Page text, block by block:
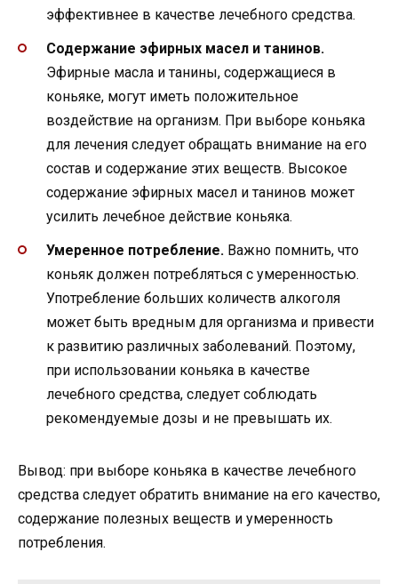
эффективнее в качестве лечебного средства.
Содержание эфирных масел и танинов.
Эфирные масла и танины, содержащиеся в
коньяке, могут иметь положительное
воздействие на организм. При выборе коньяка
для лечения следует обращать внимание на его
состав и содержание этих веществ. Высокое
содержание эфирных масел и танинов может
усилить лечебное действие коньяка.
Умеренное потребление. Важно помнить, что
коньяк должен потребляться с умеренностью.
Употребление больших количеств алкоголя
может быть вредным для организма и привести
к развитию различных заболеваний. Поэтому,
при использовании коньяка в качестве
лечебного средства, следует соблюдать
рекомендуемые дозы и не превышать их.
Вывод: при выборе коньяка в качестве лечебного
средства следует обратить внимание на его качество,
содержание полезных веществ и умеренность
потребления.